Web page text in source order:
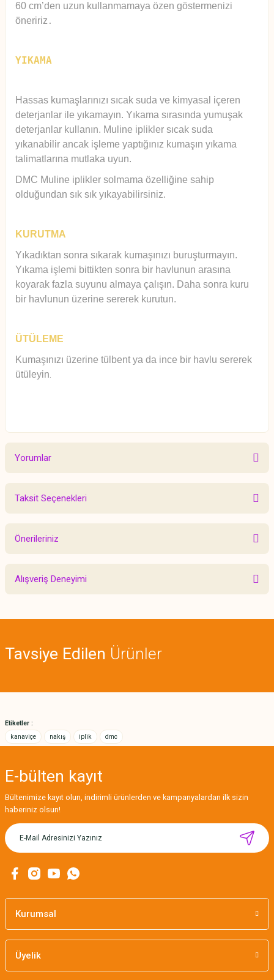
60 cm’den uzun kullanmamaya özen göstermenizi
öneririz .
YIKAMA
Hassas kumaşlarınızı sıcak suda ve kimyasal içeren
deterjanlar ile yıkamayın. Yıkama sırasında yumuşak
deterjanlar kullanın. Muline iplikler sıcak suda
yıkanabilir ancak işleme yaptığınız kumaşın yıkama
talimatlarına mutlaka uyun.
DMC Muline iplikler solmama özelliğine sahip
olduğundan sık sık yıkayabilirsiniz.
KURUTMA
Yıkadıktan sonra sıkarak kumaşınızı buruşturmayın.
Yıkama işlemi bittikten sonra bir havlunun arasına
koyarak fazla suyunu almaya çalışın. Daha sonra kuru
bir havlunun üzerine sererek kurutun.
ÜTÜLEME
Kumaşınızı üzerine tülbent ya da ince bir havlu sererek
ütüleyin.
Yorumlar
Taksit Seçenekleri
Önerileriniz
Bu ürünün fiyat bilgisi, resim, ürün açıklamalarında ve diğer konularda
yetersiz gördüğünüz noktaları öneri formunu kullanarak tarafımıza
Ürün açıklamasında eksik bilgiler bulunuyor.
Alışveriş Deneyimi
Tavsiye Edilen Ürünler
MIKNATISLI İĞNE TUTUCU-BAHAR
Etiketler :
kanaviçe
nakış iplik dmc
E-bülten kayıt
Bültenimize kayıt olun, indirimli ürünlerden ve kampanyalardan ilk sizin
haberiniz olsun!
Kurumsal
Üyelik